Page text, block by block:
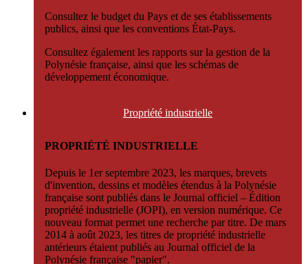
Consultez le budget du Pays et de ses établissements
publics, ainsi que les conventions État-Pays.
Consultez également les rapports sur la gestion de la
Polynésie française, ainsi que les schémas de
développement économique.
Propriété industrielle
PROPRIÉTÉ INDUSTRIELLE
Depuis le 1er septembre 2023, les marques, brevets
d'invention, dessins et modèles étendus à la Polynésie
française sont publiés dans le Journal officiel – Édition
propriété industrielle (JOPI), en version numérique. Ce
nouveau format permet une recherche par titre. De mars
2014 à août 2023, les titres de propriété industrielle
antérieurs étaient publiés au Journal officiel de la
Polynésie française "papier".